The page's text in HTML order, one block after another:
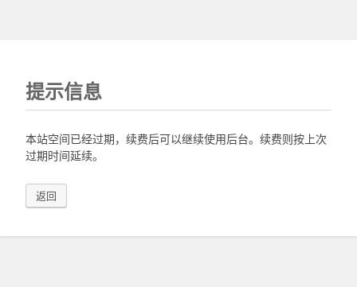
提示信息
本站空间已经过期，续费后可以继续使用后台。续费则按上次
过期时间延续。
返回